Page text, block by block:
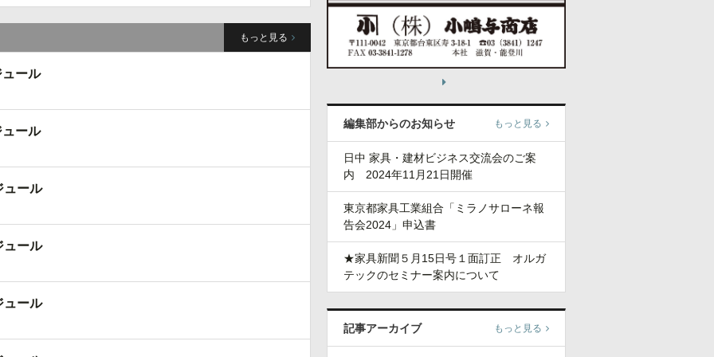
もっと見る
ール
ール
ール
ール
ール
編集部からのお知らせ もっと見る
日中 家具・建材ビジネス交流会のご案
内 2024年11月21日開催
東京都家具工業組合「ミラノサローネ報
告会2024」申込書
★家具新聞５月15日号１面訂正 オルガ
テックのセミナー案内について
記事アーカイブ もっと見る